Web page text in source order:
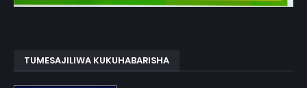
TUMESAJILIWA KUKUHABARISHA